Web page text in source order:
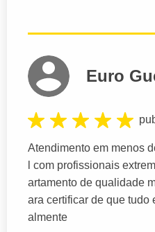
Euro
Atendimento em menos
l com profissionais
artamento de qualidade
ara certificar de que tudo
almente